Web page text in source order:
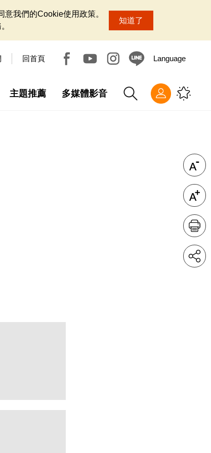
我們的Cookie使用政策。
知道了
回首頁 Language
主題推薦 多媒體影音